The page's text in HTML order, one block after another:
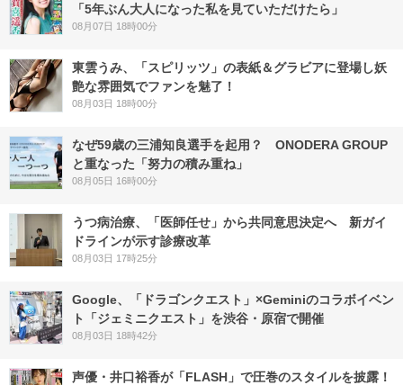
「5年ぶん大人になった私を見ていただけたら」
08月07日 18時00分
東雲うみ、「スピリッツ」の表紙＆グラビアに登場し妖
艶な雰囲気でファンを魅了！
08月03日 18時00分
なぜ59歳の三浦知良選手を起用？ ONODERA GROUP
と重なった「努力の積み重ね」
08月05日 16時00分
うつ病治療、「医師任せ」から共同意思決定へ 新ガイ
ドラインが示す診療改革
08月03日 17時25分
Google、「ドラゴンクエスト」×Geminiのコラボイベン
ト「ジェミニクエスト」を渋谷・原宿で開催
08月03日 18時42分
声優・井口裕香が「FLASH」で圧巻のスタイルを披露！